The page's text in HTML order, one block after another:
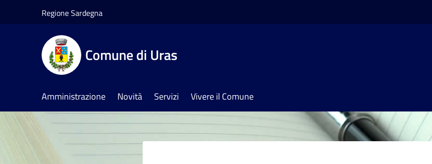
Regione Sardegna
Comune di Uras
Amministrazione Novità Servizi Vivere il Comune